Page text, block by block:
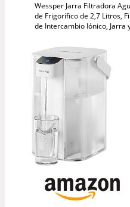
Wessper Jarra Filtradora
de Frigorífico de 2,7 Litros,
de Intercambio Iónico, Jarra